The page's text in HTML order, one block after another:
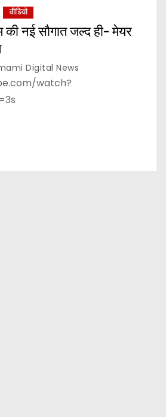
वीडियो
की नई सौगात जल्द ही- मेयर
Digital News
watch?